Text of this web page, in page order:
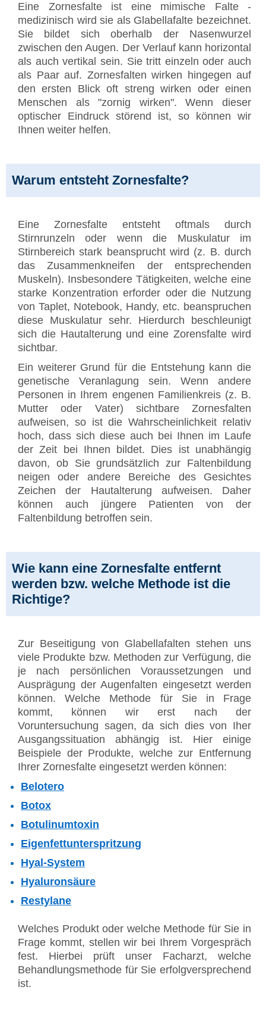
Eine Zornesfalte ist eine mimische Falte -
medizinisch wird sie als Glabellafalte bezeichnet.
Sie bildet sich oberhalb der Nasenwurzel
zwischen den Augen. Der Verlauf kann horizontal
als auch vertikal sein. Sie tritt einzeln oder auch
als Paar auf. Zornesfalten wirken hingegen auf
den ersten Blick oft streng wirken oder einen
Menschen als "zornig wirken". Wenn dieser
optischer Eindruck störend ist, so können wir
Ihnen weiter helfen.
Warum entsteht Zornesfalte?
Eine Zornesfalte entsteht oftmals durch
Stirnrunzeln oder wenn die Muskulatur im
Stirnbereich stark beansprucht wird (z. B. durch
das Zusammenkneifen der entsprechenden
Muskeln). Insbesondere Tätigkeiten, welche eine
starke Konzentration erforder oder die Nutzung
von Taplet, Notebook, Handy, etc. beanspruchen
diese Muskulatur sehr. Hierdurch beschleunigt
sich die Hautalterung und eine Zorensfalte wird
sichtbar.
Ein weiterer Grund für die Entstehung kann die
genetische Veranlagung sein. Wenn andere
Personen in Ihrem engenen Familienkreis (z. B.
Mutter oder Vater) sichtbare Zornesfalten
aufweisen, so ist die Wahrscheinlichkeit relativ
hoch, dass sich diese auch bei Ihnen im Laufe
der Zeit bei Ihnen bildet. Dies ist unabhängig
davon, ob Sie grundsätzlich zur Faltenbildung
neigen oder andere Bereiche des Gesichtes
Zeichen der Hautalterung aufweisen. Daher
können auch jüngere Patienten von der
Faltenbildung betroffen sein.
Wie kann eine Zornesfalte entfernt
werden bzw. welche Methode ist die
Richtige?
Zur Beseitigung von Glabellafalten stehen uns
viele Produkte bzw. Methoden zur Verfügung, die
je nach persönlichen Voraussetzungen und
Ausprägung der Augenfalten eingesetzt werden
können. Welche Methode für Sie in Frage
kommt, können wir erst nach der
Voruntersuchung sagen, da sich dies von Iher
Ausgangssituation abhängig ist. Hier einige
Beispiele der Produkte, welche zur Entfernung
Ihrer Zornesfalte eingesetzt werden können:
Belotero
Botox
Botulinumtoxin
Eigenfettunterspritzung
Hyal-System
Hyaluronsäure
Restylane
Welches Produkt oder welche Methode für Sie in
Frage kommt, stellen wir bei Ihrem Vorgespräch
fest. Hierbei prüft unser Facharzt, welche
Behandlungsmethode für Sie erfolgversprechend
ist.